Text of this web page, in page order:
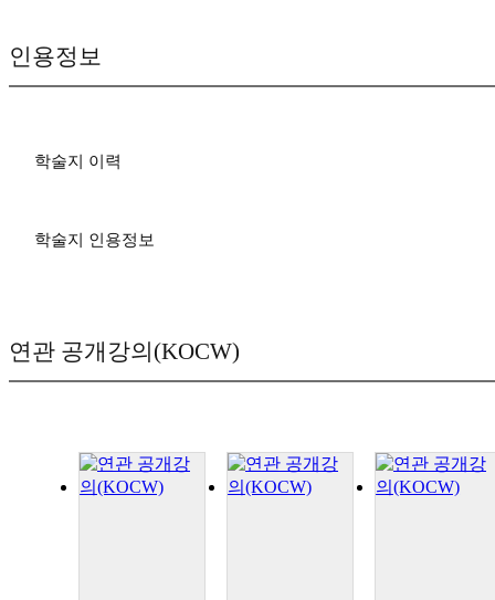
인용정보
학술지 이력
학술지 인용정보
연관 공개강의(KOCW)